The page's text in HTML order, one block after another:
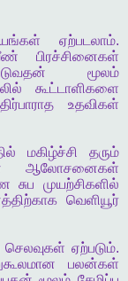
ஏற்படலாம்.
பிரச்சினைகள்
மூலம்
கூட்டாளிகளை
உதவிகள்
மகிழ்ச்சி
தரும்
ஆலோசனைகள்
சுப
முயற்சிகளில்
வெளியூர்
செலவுகள் ஏற்படும்.
பலன்கள்